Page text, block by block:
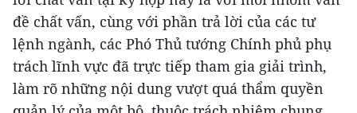
đề chất vấn, cùng với phần trả lời của các tư
lệnh ngành, các Phó Thủ tướng Chính phủ phụ
trách lĩnh vực đã trực tiếp tham gia giải trình,
làm rõ những nội dung vượt quá thẩm quyền